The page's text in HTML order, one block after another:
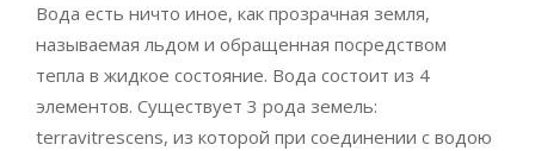
Вода есть ничто иное, как прозрачная земля,
называемая льдом и обращенная посредством
тепла в жидкое состояние. Вода состоит из 4
элементов. Существует 3 рода земель:
terravitrescens, из которой при соединении с водою